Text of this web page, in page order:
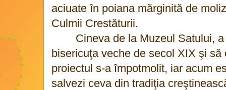
aciuate în poiana mărginită de
Culmii Crestăturii.
Cineva de la Muzeul Satului,
bisericuţa veche de secol XIX şi să
proiectul s-a împotmolit, iar acum
salvezi ceva din tradiţia